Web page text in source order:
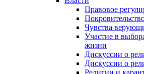
Правовое
Чувства
Участие в
жизни
Дискуссии о
Дискуссии о
Религии и